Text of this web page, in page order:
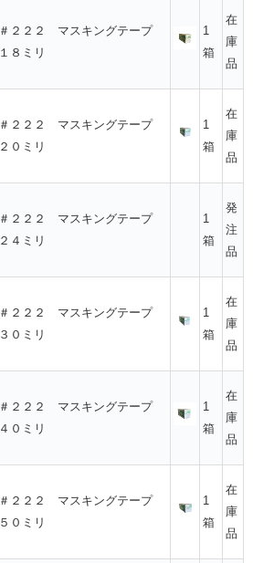
＃２２２ マスキングテープ
１８ミリ
1
箱
在
庫
品
＃２２２ マスキングテープ
２０ミリ
1
箱
在
庫
品
＃２２２ マスキングテープ
２４ミリ
1
箱
発
注
品
＃２２２ マスキングテープ
３０ミリ
1
箱
在
庫
品
＃２２２ マスキングテープ
４０ミリ
1
箱
在
庫
品
＃２２２ マスキングテープ
５０ミリ
1
箱
在
庫
品